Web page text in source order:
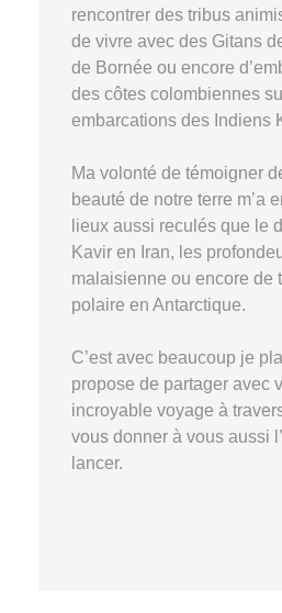
rencontrer des tribus
de vivre avec des Gitans
de Bornée ou encore
des côtes colombiennes
embarcations des Indiens
Ma volonté de témoigner
beauté de notre terre m’a
lieux aussi reculés que le
Kavir en Iran, les
malaisienne ou encore de
polaire en Antarctique.
C’est avec beaucoup je
propose de partager avec
incroyable voyage à
vous donner à vous aussi
lancer.